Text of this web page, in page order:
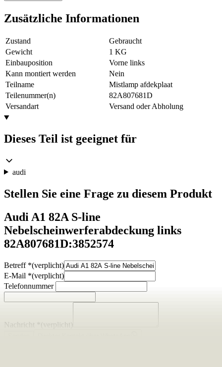
Zusätzliche Informationen
Zustand
Gebraucht
Gewicht
1 KG
Einbauposition
Vorne links
Kann montiert werden
Nein
Teilname
Mistlamp afdekplaat
Teilenummer(n)
82A807681D
Versandart
Versand oder Abholung
Dieses Teil ist geeignet für
audi
Stellen Sie eine Frage zu diesem Produkt
Audi A1 82A S-line
Nebelscheinwerferabdeckung links
82A807681D:3852574
Betreff *(verplicht)
E-Mail *(verplicht)
Telefonnummer
Nachricht (verplicht)